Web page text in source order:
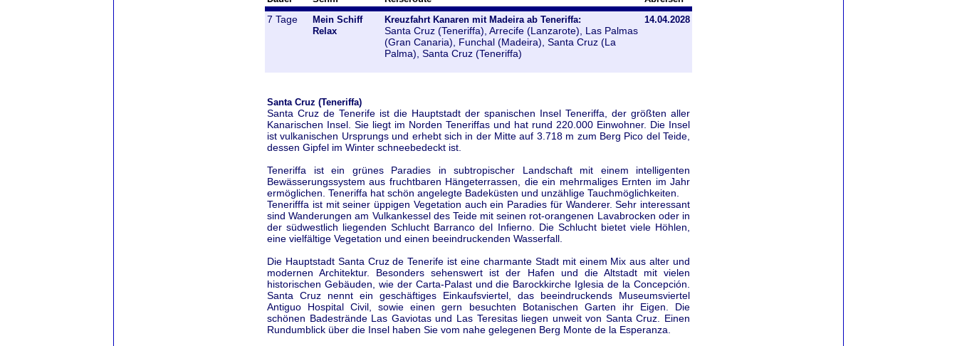
7 Tage
Mein Schiff
Relax
Kreuzfahrt Kanaren mit Madeira ab Teneriffa:
Santa Cruz (Teneriffa), Arrecife (Lanzarote), Las Palmas
(Gran Canaria), Funchal (Madeira), Santa Cruz (La
Palma), Santa Cruz (Teneriffa)
14.04.2028
Santa Cruz (Teneriffa)
Santa Cruz de Tenerife ist die Hauptstadt der spanischen Insel Teneriffa, der größten aller
Kanarischen Insel. Sie liegt im Norden Teneriffas und hat rund 220.000 Einwohner. Die Insel
ist vulkanischen Ursprungs und erhebt sich in der Mitte auf 3.718 m zum Berg Pico del Teide,
dessen Gipfel im Winter schneebedeckt ist.
Teneriffa ist ein grünes Paradies in subtropischer Landschaft mit einem intelligenten
Bewässerungssystem aus fruchtbaren Hängeterrassen, die ein mehrmaliges Ernten im Jahr
ermöglichen. Teneriffa hat schön angelegte Badeküsten und unzählige Tauchmöglichkeiten.
Tenerifffa ist mit seiner üppigen Vegetation auch ein Paradies für Wanderer. Sehr interessant
sind Wanderungen am Vulkankessel des Teide mit seinen rot-orangenen Lavabrocken oder in
der südwestlich liegenden Schlucht Barranco del Infierno. Die Schlucht bietet viele Höhlen,
eine vielfältige Vegetation und einen beeindruckenden Wasserfall.
Die Hauptstadt Santa Cruz de Tenerife ist eine charmante Stadt mit einem Mix aus alter und
modernen Architektur. Besonders sehenswert ist der Hafen und die Altstadt mit vielen
historischen Gebäuden, wie der Carta-Palast und die Barockkirche Iglesia de la Concepción.
Santa Cruz nennt ein geschäftiges Einkaufsviertel, das beeindruckends Museumsviertel
Antiguo Hospital Civil, sowie einen gern besuchten Botanischen Garten ihr Eigen. Die
schönen Badestrände Las Gaviotas und Las Teresitas liegen unweit von Santa Cruz. Einen
Rundumblick über die Insel haben Sie vom nahe gelegenen Berg Monte de la Esperanza.